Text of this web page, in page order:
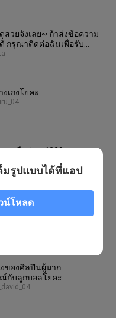
สวยจังเลย~ ถ้าส่งข้อความ
กรุณาติดต่อฉันเพื่อรับ
ม 729 นะ ฉั
เกงโยคะ
เครือข่าย #220
โออิ & ทากาโนะ มาโอะ】
ของศิลปินผู้มาก
กับลูกบอลโยคะ
มรูปแบบได้ที่แอป
น์โหลด